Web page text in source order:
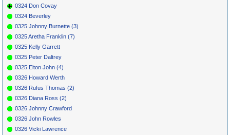
0324 Don Covay
0324 Beverley
0325 Johnny Burnette (3)
0325 Aretha Franklin (7)
0325 Kelly Garrett
0325 Peter Daltrey
0325 Elton John (4)
0326 Howard Werth
0326 Rufus Thomas (2)
0326 Diana Ross (2)
0326 Johnny Crawford
0326 John Rowles
0326 Vicki Lawrence